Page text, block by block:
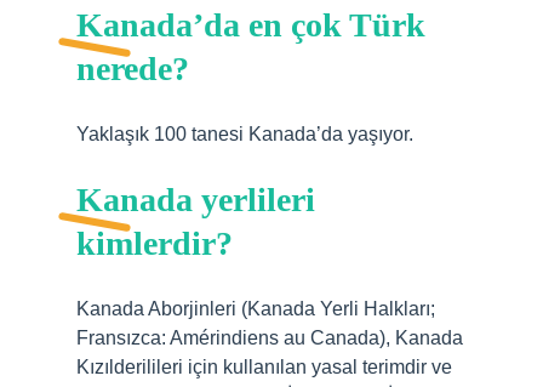
Kanada’da en çok Türk
nerede?
Yaklaşık 100 tanesi Kanada’da yaşıyor.
Kanada yerlileri
kimlerdir?
Kanada Aborjinleri (Kanada Yerli Halkları;
Fransızca: Amérindiens au Canada), Kanada
Kızılderilileri için kullanılan yasal terimdir ve